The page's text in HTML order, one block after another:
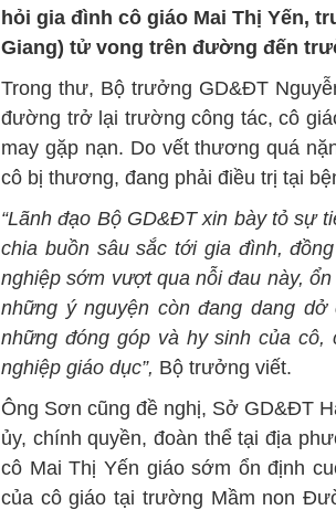
hỏi gia đình cô giáo Mai Thị Yến,
Giang) tử vong trên đường đến
Trong thư, Bộ trưởng GD&ĐT
đường trở lại trường công tác, cô
may gặp nạn. Do vết thương quá
cô bị thương, đang phải điều trị tại
“Lãnh đạo Bộ GD&ĐT xin bày tỏ sự
chia buồn sâu sắc tới gia đình,
nghiệp sớm vượt qua nỗi đau này,
những ý nguyện còn đang dang
những đóng góp và hy sinh của
nghiệp giáo dục”, Bộ trưởng viết.
Ông Sơn cũng đề nghị, Sở GD&ĐT
ủy, chính quyền, đoàn thể tại địa
cô Mai Thị Yến giáo sớm ổn định
của cô giáo tại trường Mầm non